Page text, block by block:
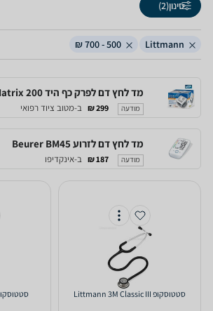
סינון(2)
Littmann
500 - 700 ₪
מד לחץ דם לפרק כף היד Matrix 200
מודעה 299 ₪ ב-מטוב ציוד רפואי
מד לחץ דם לזרוע Beurer BM45
מודעה 187 ₪ ב-אינקדיפו
‏סטטוסקופ Littmann 3M Classic III